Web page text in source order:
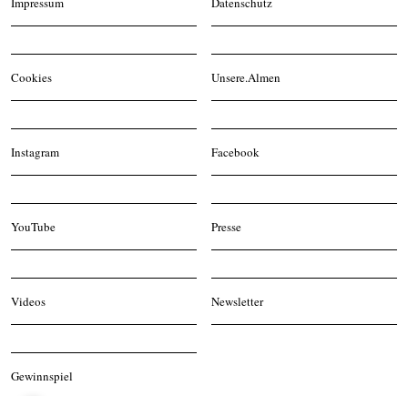
Cookies Unsere.Almen
Instagram Facebook
YouTube Presse
Videos Newsletter
Gewinnspiel